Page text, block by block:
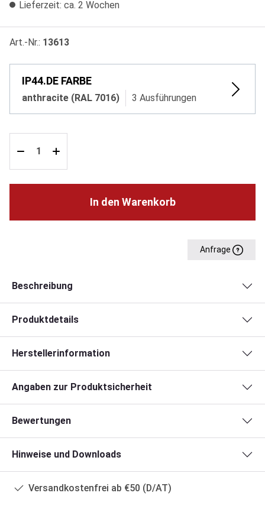
Lieferzeit: ca. 2 Wochen
Art.-Nr.: 13613
IP44.DE FARBE
anthracite (RAL 7016) 3 Ausführungen
In den Warenkorb
Anfrage
Beschreibung
Produktdetails
Herstellerinformation
Angaben zur Produktsicherheit
Bewertungen
Hinweise und Downloads
Versandkostenfrei ab €50 (D/AT)